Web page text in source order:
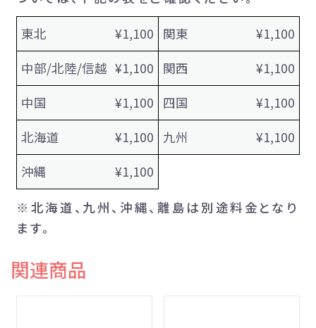
東北 ¥1,100 関東
¥1,100
中部/北陸/信越 ¥1,100 関西
¥1,100
中国
¥1,100 四国
¥1,100
北海道
¥1,100 九州
¥1,100
沖縄
¥1,100
※北海道、九州、沖縄、離島は別途料金となり
ます。
関連商品